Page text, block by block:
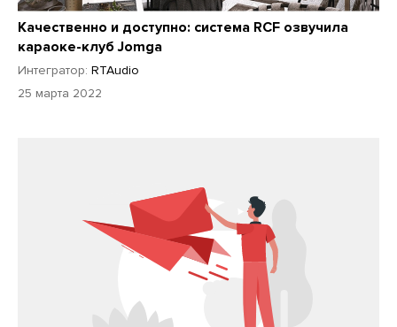
Качественно и доступно: система RCF озвучила
караоке-клуб Jomga
Интегратор: RTAudio
25 марта 2022